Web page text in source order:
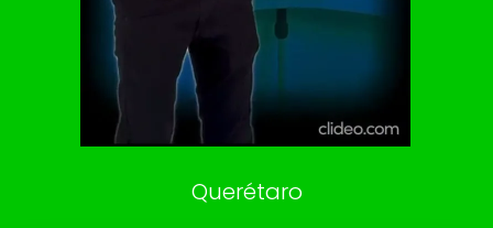
Confabulario
Aviso Oportuno
Consultas
Querétaro